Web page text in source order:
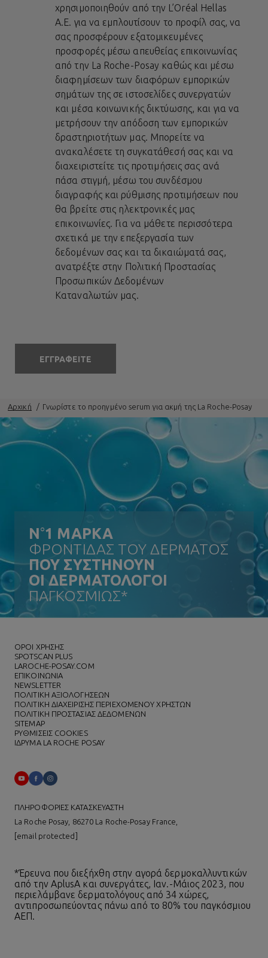
χρησιμοποιηθούν από την L’Oréal Hellas
A.E. για να εμπλουτίσουν το προφίλ σας, να
σας προσφέρουν εξατομικευμένες
προσφορές μέσω απευθείας επικοινωνίας
από την La Roche-Posay καθώς και μέσω
διαφημίσεων των διαφόρων εμπορικών
σημάτων της σε ιστοσελίδες συνεργατών
και μέσα κοινωνικής δικτύωσης, και για να
μετρήσουν την απόδοση των εμπορικών
δραστηριοτήτων μας. Μπορείτε να
ανακαλέσετε τη συγκατάθεσή σας και να
διαχειριστείτε τις προτιμήσεις σας ανά
πάσα στιγμή, μέσω του συνδέσμου
διαγραφής και ρύθμισης προτιμήσεων που
θα βρείτε στις ηλεκτρονικές μας
επικοινωνίες. Για να μάθετε περισσότερα
σχετικά με την επεξεργασία των
δεδομένων σας και τα δικαιώματά σας,
ανατρέξτε στην Πολιτική Προστασίας
Προσωπικών Δεδομένων
Καταναλωτών μας.
ΕΓΓΡΑΦΕΙΤΕ
Αρχική Γνωρίστε το προηγμένο serum για ακμή της La Roche-Posay
N°1 ΜΑΡΚΑ
ΦΡΟΝΤΙΔΑΣ ΤΟΥ ΔΕΡΜΑΤΟΣ
ΠΟΥ ΣΥΣΤΗΝΟΥΝ
ΟΙ ΔΕΡΜΑΤΟΛΟΓΟΙ
ΠΑΓΚΟΣΜΙΩΣ*
ΌΡΟΙ ΧΡΗΣΗΣ
SPOTSCAN PLUS
LAROCHE-POSAY.COM
ΕΠΙΚΟΙΝΩΝΙΑ
NEWSLETTER
ΠΟΛΙΤΙΚΗ ΑΞΙΟΛΟΓΗΣΕΩΝ
ΠΟΛΙΤΙΚΗ ΔΙΑΧΕΙΡΙΣΗΣ ΠΕΡΙΕΧΟΜΕΝΟΥ ΧΡΗΣΤΩΝ
ΠΟΛΙΤΙΚΗ ΠΡΟΣΤΑΣΙΑΣ ΔΕΔΟΜΕΝΩΝ
SITEMAP
ΡΥΘΜΙΣΕΙΣ COOKIES
ΙΔΡΥΜΑ LA ROCHE POSAY
ΠΛΗΡΟΦΟΡΙΕΣ ΚΑΤΑΣΚΕΥΑΣΤΗ
La Roche Posay, 86270 La Roche-Posay France,
[email protected]
*Έρευνα που διεξήχθη στην αγορά δερμοκαλλυντικών
από την AplusA και συνεργάτες, Ιαν.-Μάιος 2023, που
περιελάμβανε δερματολόγους από 34 χώρες,
αντιπροσωπεύοντας πάνω από το 80% του παγκόσμιου
ΑΕΠ.